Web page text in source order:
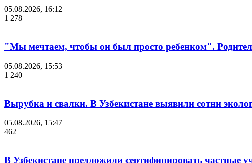
05.08.2026, 16:12
1 278
"Мы мечтаем, чтобы он был просто ребенком".
05.08.2026, 15:53
1 240
Вырубка и свалки. В Узбекистане выявили сотни
05.08.2026, 15:47
462
В Узбекистане предложили сертифицировать частные